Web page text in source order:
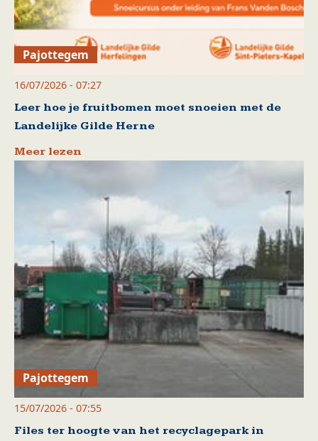
Pajottegem
16/07/2026 - 07:27
Leer hoe je fruitbomen moet snoeien met de
Landelijke Gilde Herne
Meer lezen
Pajottegem
15/07/2026 - 07:55
Files ter hoogte van het recyclagepark in